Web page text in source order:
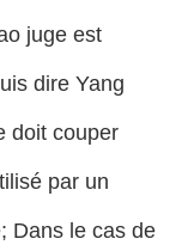
juge est
dire Yang
doit couper
par un
Dans le cas de